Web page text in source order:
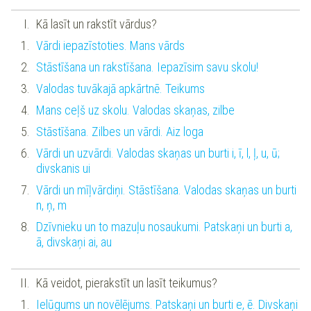
Kā lasīt un rakstīt vārdus?
Vārdi iepazīstoties. Mans vārds
Stāstīšana un rakstīšana. Iepazīsim savu skolu!
Valodas tuvākajā apkārtnē. Teikums
Mans ceļš uz skolu. Valodas skaņas, zilbe
Stāstīšana. Zilbes un vārdi. Aiz loga
Vārdi un uzvārdi. Valodas skaņas un burti i, ī, l, ļ, u, ū;
divskanis ui
Vārdi un mīļvārdiņi. Stāstīšana. Valodas skaņas un burti
n, ņ, m
Dzīvnieku un to mazuļu nosaukumi. Patskaņi un burti a,
ā, divskaņi ai, au
Kā veidot, pierakstīt un lasīt teikumus?
Ielūgums un novēlējums. Patskaņi un burti e, ē. Divskaņi